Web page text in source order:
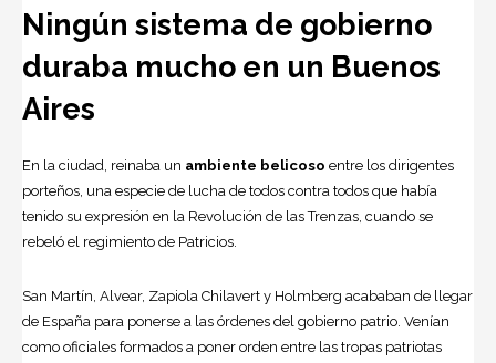
Ningún sistema de gobierno
duraba mucho en un Buenos
Aires
En la ciudad, reinaba un ambiente belicoso entre los dirigentes
porteños, una especie de lucha de todos contra todos que había
tenido su expresión en la Revolución de las Trenzas, cuando se
rebeló el regimiento de Patricios.
San Martín, Alvear, Zapiola Chilavert y Holmberg acababan de llegar
de España para ponerse a las órdenes del gobierno patrio. Venían
como oficiales formados a poner orden entre las tropas patriotas